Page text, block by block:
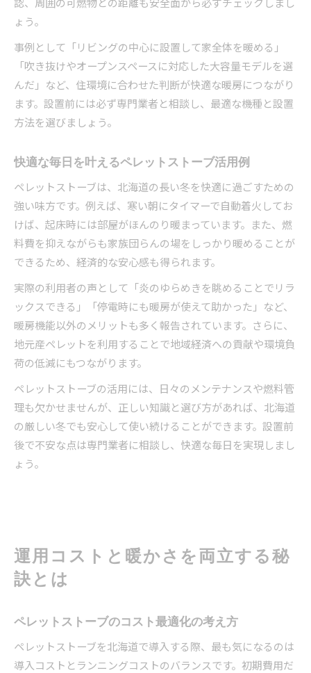
ょう。
事例として「リビングの中心に設置して家全体を暖める」
「吹き抜けやオープンスペースに対応した大容量モデルを選
んだ」など、住環境に合わせた判断が快適な暖房につながり
ます。設置前には必ず専門業者と相談し、最適な機種と設置
方法を選びましょう。
快適な毎日を叶えるペレットストーブ活用例
ペレットストーブは、北海道の長い冬を快適に過ごすための
強い味方です。例えば、寒い朝にタイマーで自動着火してお
けば、起床時には部屋がほんのり暖まっています。また、燃
料費を抑えながらも家族団らんの場をしっかり暖めることが
できるため、経済的な安心感も得られます。
実際の利用者の声として「炎のゆらめきを眺めることでリラ
ックスできる」「停電時にも暖房が使えて助かった」など、
暖房機能以外のメリットも多く報告されています。さらに、
地元産ペレットを利用することで地域経済への貢献や環境負
荷の低減にもつながります。
ペレットストーブの活用には、日々のメンテナンスや燃料管
理も欠かせませんが、正しい知識と選び方があれば、北海道
の厳しい冬でも安心して使い続けることができます。設置前
後で不安な点は専門業者に相談し、快適な毎日を実現しまし
ょう。
運用コストと暖かさを両立する秘
訣とは
ペレットストーブのコスト最適化の考え方
ペレットストーブを北海道で導入する際、最も気になるのは
導入コストとランニングコストのバランスです。初期費用だ